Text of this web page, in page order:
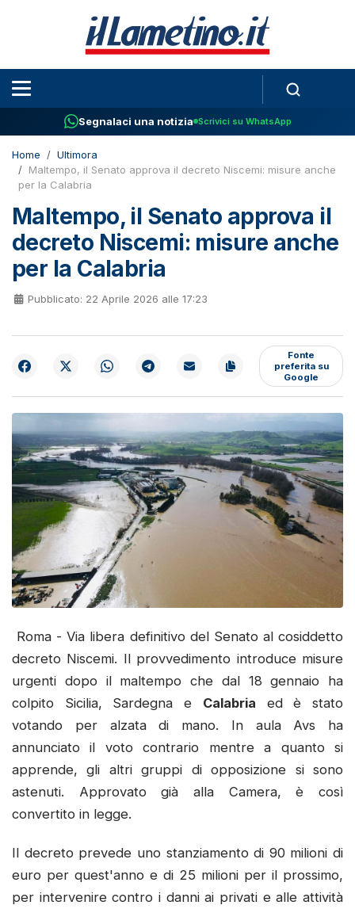
Segnalaci una notizia Scrivici su WhatsApp
Home
Ultimora
Maltempo, il Senato approva il decreto Niscemi: misure anche
per la Calabria
Maltempo, il Senato approva il
decreto Niscemi: misure anche
per la Calabria
Pubblicato: 22 Aprile 2026 alle 17:23
Fonte
preferita su
Google
Roma - Via libera definitivo del Senato al cosiddetto
decreto Niscemi. Il provvedimento introduce misure
urgenti dopo il maltempo che dal 18 gennaio ha
colpito Sicilia, Sardegna e Calabria ed è stato
votando per alzata di mano. In aula Avs ha
annunciato il voto contrario mentre a quanto si
apprende, gli altri gruppi di opposizione si sono
astenuti. Approvato già alla Camera, è così
convertito in legge.
Il decreto prevede uno stanziamento di 90 milioni di
euro per quest'anno e di 25 milioni per il prossimo,
per intervenire contro i danni ai privati e alle attività